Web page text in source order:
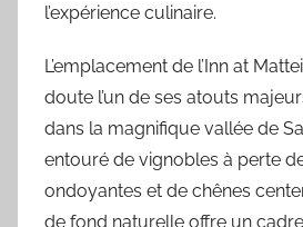
l’expérience culinaire.
L’emplacement de l’Inn at
doute l’un de ses atouts
dans la magnifique vallée de
entouré de vignobles à perte
ondoyantes et de chênes
de fond naturelle offre un